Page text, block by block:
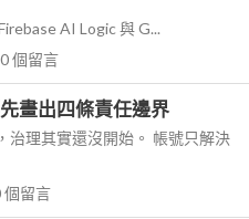
AI Logic 與 G...
0個留言
畫出四條責任邊界
治理其實還沒開始。 帳號只解決
個留言